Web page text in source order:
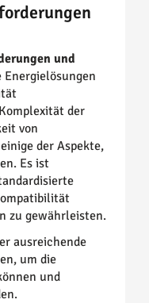
und
der
von
der Aspekte,
Es ist
zu gewährleisten.
ausreichende
um die
und